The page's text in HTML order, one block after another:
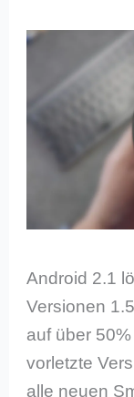
Android 2.1
Versionen
auf über
vorletzte
alle neuen